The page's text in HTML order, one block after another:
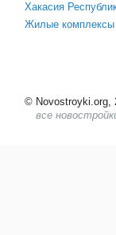
Хакасия
Жилые комплексы
© Novostroyki.org,
все